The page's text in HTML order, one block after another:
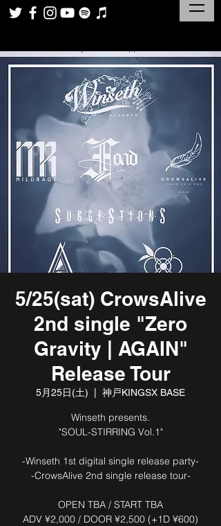
5/25(sat) CrowsAlive
2nd single "Zero
Gravity | AGAIN"
Release Tour
5月25日(土) 神戸KINGSX BASE
Winseth presents.
"SOUL-STIRRING Vol.1"
-Winseth 1st digital single release party-
-CrowsAlive 2nd single release tour-
OPEN TBA / START TBA
ADV ¥2,000 / DOOR ¥2,500 (+1D ¥600)